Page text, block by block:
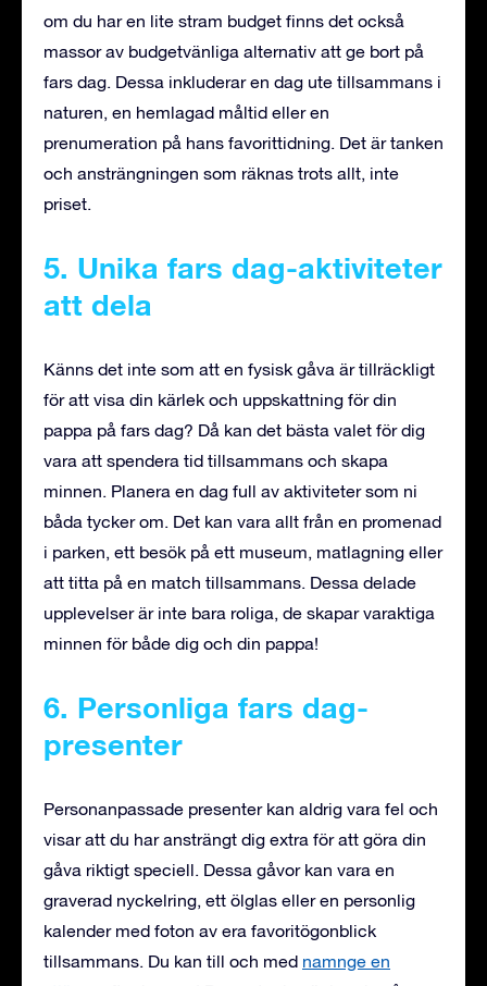
om du har en lite stram budget finns det också
massor av budgetvänliga alternativ att ge bort på
fars dag. Dessa inkluderar en dag ute tillsammans i
naturen, en hemlagad måltid eller en
prenumeration på hans favorittidning. Det är tanken
och ansträngningen som räknas trots allt, inte
priset.
5. Unika fars dag-aktiviteter
att dela
Känns det inte som att en fysisk gåva är tillräckligt
för att visa din kärlek och uppskattning för din
pappa på fars dag? Då kan det bästa valet för dig
vara att spendera tid tillsammans och skapa
minnen. Planera en dag full av aktiviteter som ni
båda tycker om. Det kan vara allt från en promenad
i parken, ett besök på ett museum, matlagning eller
att titta på en match tillsammans. Dessa delade
upplevelser är inte bara roliga, de skapar varaktiga
minnen för både dig och din pappa!
6. Personliga fars dag-
presenter
Personanpassade presenter kan aldrig vara fel och
visar att du har ansträngt dig extra för att göra din
gåva riktigt speciell. Dessa gåvor kan vara en
graverad nyckelring, ett ölglas eller en personlig
kalender med foton av era favoritögonblick
tillsammans. Du kan till och med namnge en